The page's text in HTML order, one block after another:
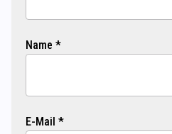
Name *
E-Mail *